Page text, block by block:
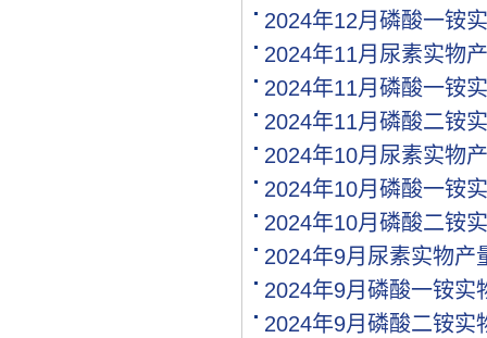
2024年12月磷酸一铵
2024年11月尿素实物
2024年11月磷酸一铵
2024年11月磷酸二铵
2024年10月尿素实物
2024年10月磷酸一铵
2024年10月磷酸二铵
2024年9月尿素实物产
2024年9月磷酸一铵实
2024年9月磷酸二铵实